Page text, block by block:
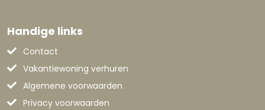
Handige links
Contact
Vakantiewoning verhuren
Algemene voorwaarden
Privacy voorwaarden